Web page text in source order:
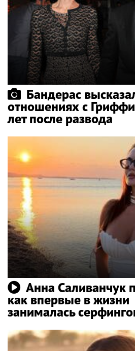
Бандерас
отношениях с
лет после развода
Анна Саливанчук
как впервые в жизни
занималась